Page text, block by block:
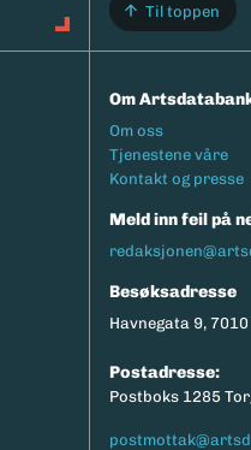
Til toppen
Om
Footermeny
Om oss
Tjenestene våre
Kontakt og presse
Meld inn feil på
Besøksadresse
Havnegata 9,
Postadresse:
Postboks 1285